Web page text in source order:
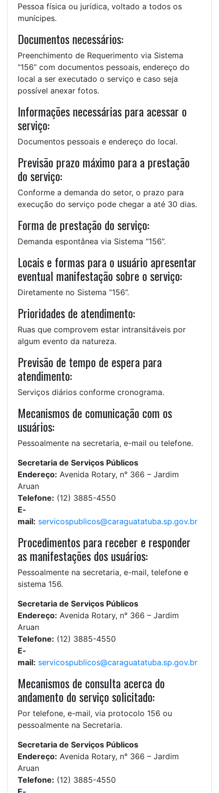
Pessoa física ou jurídica, voltado a todos os
munícipes.
Documentos necessários:
Preenchimento de Requerimento via Sistema
“156” com documentos pessoais, endereço do
local a ser executado o serviço e caso seja
possível anexar fotos.
Informações necessárias para acessar o
serviço:
Documentos pessoais e endereço do local.
Previsão prazo máximo para a prestação
do serviço:
Conforme a demanda do setor, o prazo para
execução do serviço pode chegar a até 30 dias.
Forma de prestação do serviço:
Demanda espontânea via Sistema “156”.
Locais e formas para o usuário apresentar
eventual manifestação sobre o serviço:
Diretamente no Sistema “156”.
Prioridades de atendimento:
Ruas que comprovem estar intransitáveis por
algum evento da natureza.
Previsão de tempo de espera para
atendimento:
Serviços diários conforme cronograma.
Mecanismos de comunicação com os
usuários:
Pessoalmente na secretaria, e-mail ou telefone.
Secretaria de Serviços Públicos
Endereço: Avenida Rotary, n° 366 – Jardim
Aruan
Telefone: (12) 3885-4550
E-
mail: servicospublicos@caraguatatuba.sp.gov.br
Procedimentos para receber e responder
as manifestações dos usuários:
Pessoalmente na secretaria, e-mail, telefone e
sistema 156.
Secretaria de Serviços Públicos
Endereço: Avenida Rotary, n° 366 – Jardim
Aruan
Telefone: (12) 3885-4550
E-
mail: servicospublicos@caraguatatuba.sp.gov.br
Mecanismos de consulta acerca do
andamento do serviço solicitado:
Por telefone, e-mail, via protocolo 156 ou
pessoalmente na Secretaria.
Secretaria de Serviços Públicos
Endereço: Avenida Rotary, n° 366 – Jardim
Aruan
Telefone: (12) 3885-4550